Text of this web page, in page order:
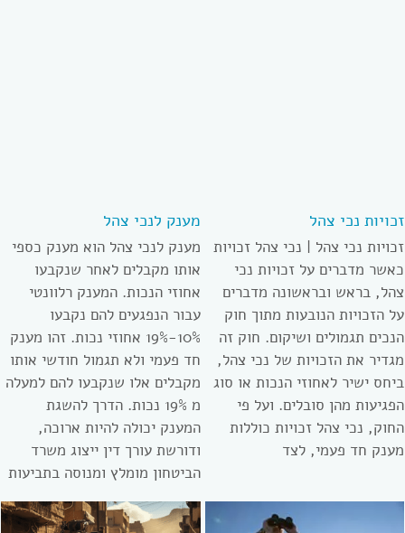
זכויות נכי צהל
זכויות נכי צהל | נכי צהל זכויות
כאשר מדברים על זכויות נכי
צהל, בראש ובראשונה מדברים
על הזכויות הנובעות מתוך חוק
הנכים תגמולים ושיקום. חוק זה
מגדיר את הזכויות של נכי צהל,
ביחס ישיר לאחוזי הנכות או סוג
הפגיעות מהן סובלים. ועל פי
החוק, נכי צהל זכויות כוללות
מענק חד פעמי, לצד
מענק לנכי צהל
מענק לנכי צהל הוא מענק כספי
אותו מקבלים לאחר שנקבעו
אחוזי הנכות. המענק רלוונטי
עבור הנפגעים להם נקבעו
10%-19% אחוזי נכות. זהו מענק
חד פעמי ולא תגמול חודשי אותו
מקבלים אלו שנקבעו להם למעלה
מ 19% נכות. הדרך להשגת
המענק יכולה להיות ארוכה,
ודורשת עורך דין ייצוג משרד
הביטחון מומלץ ומנוסה בתביעות